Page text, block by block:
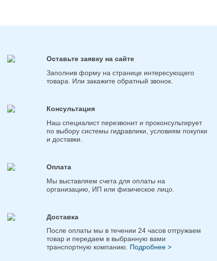
Оставьте заявку на сайте
Заполнив форму на странице интересующего
товара. Или закажите обратный звонок.
Консультация
Наш специалист перезвонит и проконсультирует
по выбору системы гидравлики, условиям покупки
и доставки.
Оплата
Мы выставляем счета для оплаты на
организацию, ИП или физическое лицо.
Доставка
После оплаты мы в течении 24 часов отгружаем
товар и передаем в выбранную вами
транспортную компанию. Подробнее >